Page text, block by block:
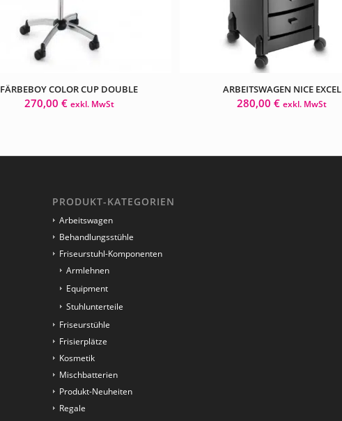
FÄRBEBOY COLOR CUP DOUBLE
270,00 € exkl. MwSt
ARBEITSWAGEN NICE EXCEL
280,00€ exkl. MwSt
PRODUKT-KATEGORIEN
Arbeitswagen
Behandlungsstühle
Friseurstuhl-Komponenten
Armlehnen
Equipment
Stuhlunterteile
Friseurstühle
Frisierplätze
Kosmetik
Mischbatterien
Produkt-Neuheiten
Regale